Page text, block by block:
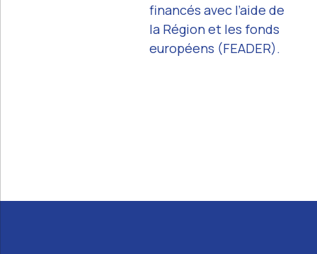
financés avec l’aide de
la Région et les fonds
européens (FEADER).